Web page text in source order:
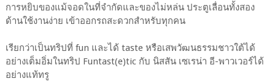
การหยิบของแม้จอดในที่จำกัดและของไม่หล่น ประตูเลื่อนทั้งสอง
ด้านใช้งานง่าย เข้าออกรถสะดวกสำหรับทุกคน
เรียกว่าเป็นทริปที่ fun และได้ taste หรือเสพวัฒนธรรมชาวใต้ได้
อย่างเต็มอิ่มในทริป Funtast(e)tic กับ นิสสัน เซเรน่า อี-พาวเวอร์ได้
อย่างแท้ทรู